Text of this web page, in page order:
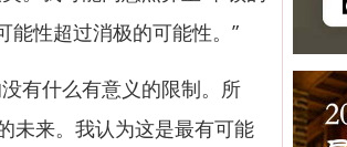
能性超过消极的可能性。”
有什么有意义的限制。所
未来。我认为这是最有可能